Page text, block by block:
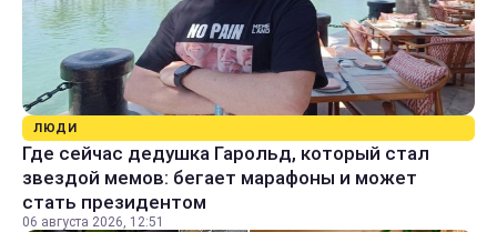
ЛЮДИ
Где сейчас дедушка Гарольд, который стал
звездой мемов: бегает марафоны и может
стать президентом
06 августа 2026, 12:51